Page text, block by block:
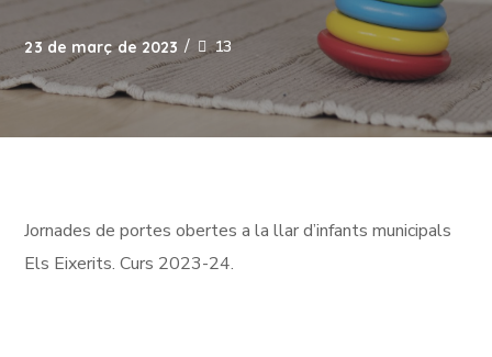
23 de març de 2023 13
Jornades de portes obertes a la llar d’infants municipals
Els Eixerits. Curs 2023-24.